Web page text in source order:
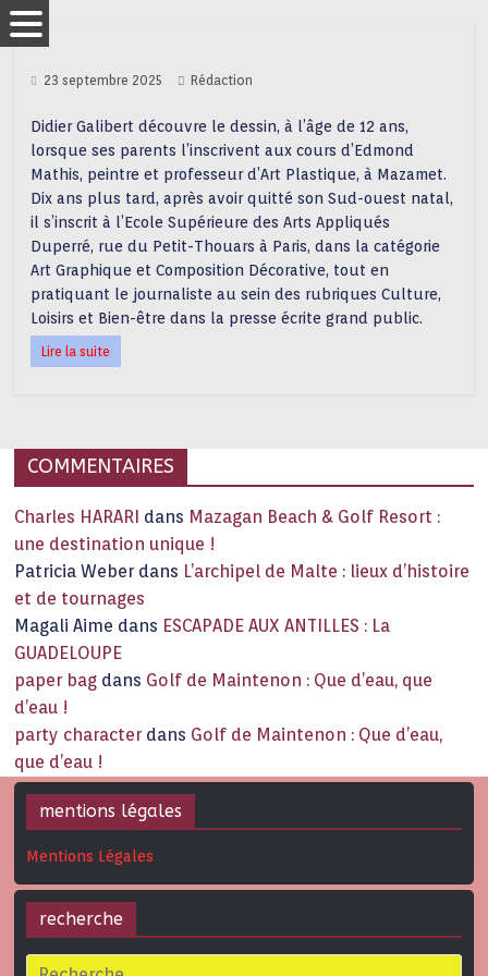
23 septembre 2025 Rédaction
Didier Galibert découvre le dessin, à l’âge de 12 ans,
lorsque ses parents l’inscrivent aux cours d’Edmond
Mathis, peintre et professeur d’Art Plastique, à Mazamet.
Dix ans plus tard, après avoir quitté son Sud-ouest natal,
il s’inscrit à l’Ecole Supérieure des Arts Appliqués
Duperré, rue du Petit-Thouars à Paris, dans la catégorie
Art Graphique et Composition Décorative, tout en
pratiquant le journaliste au sein des rubriques Culture,
Loisirs et Bien-être dans la presse écrite grand public.
Lire la suite
COMMENTAIRES
Charles HARARI dans Mazagan Beach & Golf Resort :
une destination unique !
Patricia Weber dans L’archipel de Malte : lieux d’histoire
et de tournages
Magali Aime dans ESCAPADE AUX ANTILLES : La
GUADELOUPE
paper bag dans Golf de Maintenon : Que d’eau, que
d’eau !
party character dans Golf de Maintenon : Que d’eau,
que d’eau !
mentions légales
Mentions Légales
recherche